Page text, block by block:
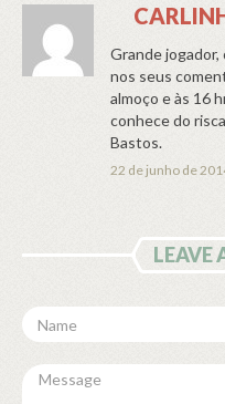
Grande
nos seus
almoço e às 16
conhece do
Bastos.
22 de junho de
LEAVE